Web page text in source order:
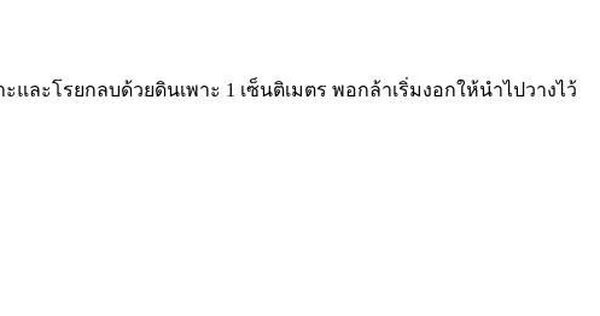
ละโรยกลบด้วยดินเพาะ 1 เซ็นติเมตร พอกล้าเริ่มงอกให้นำไปวางไว้